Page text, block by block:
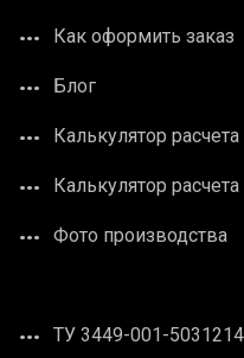
Как оформить заказ
Блог
Калькулятор
Калькулятор
Фото производства
ТУ 3449-001-